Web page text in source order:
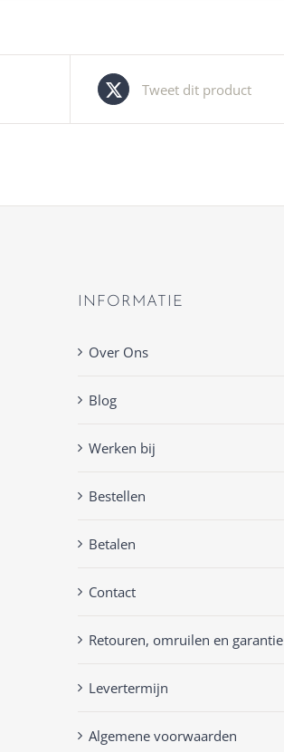
Tweet dit product
INFORMATIE
Over Ons
Blog
Werken bij
Bestellen
Betalen
Contact
Retouren, omruilen en garantie
Levertermijn
Algemene voorwaarden